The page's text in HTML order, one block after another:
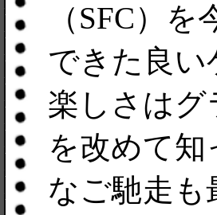
（SFC）
できた良い
楽しさは
を改めて
なご馳走も